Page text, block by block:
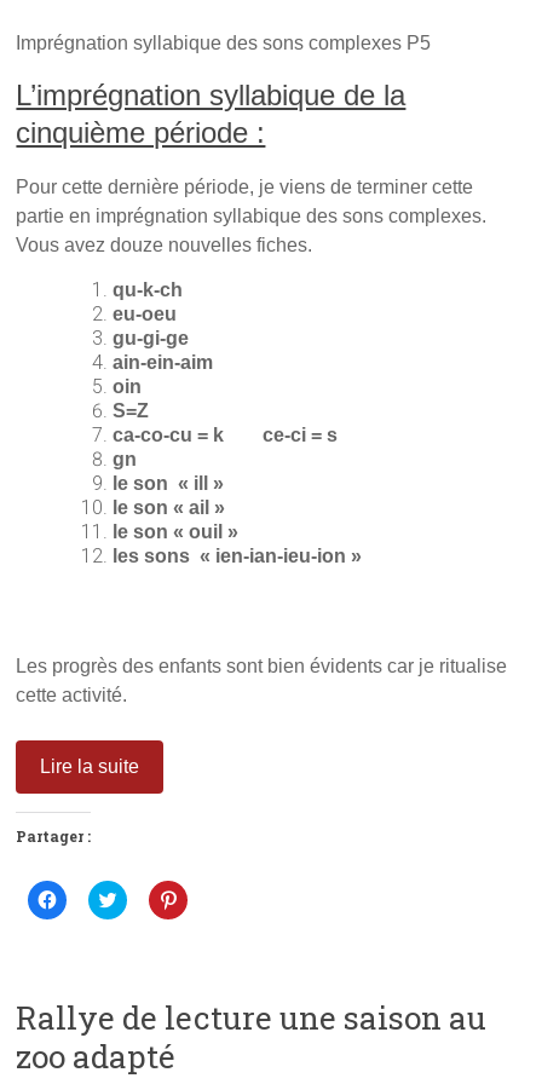
o
u
e
l
l
e
f
n
ê
t
r
e
u
v
l
l
e
f
e
ê
t
r
e
)
n
o
v
e
l
l
e
e
n
ê
t
r
e
Imprégnation syllabique des sons complexes P5
L’imprégnation syllabique de la
cinquième période :
Pour cette dernière période, je viens de terminer cette
partie en imprégnation syllabique des sons complexes.
Vous avez douze nouvelles fiches.
qu-k-ch
eu-oeu
gu-gi-ge
ain-ein-aim
oin
S=Z
ca-co-cu = k ce-ci = s
gn
le son « ill »
le son « ail »
le son « ouil »
les sons « ien-ian-ieu-ion »
Les progrès des enfants sont bien évidents car je ritualise
cette activité.
Lire la suite
Partager :
C
l
p
o
r
p
C
l
o
r
p
C
l
o
Rallye de lecture une saison au
zoo adapté